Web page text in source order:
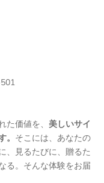
た価値を、 美しいサイ
そこには、あなたの
、見るたびに、贈るた
る。そんな体験をお届